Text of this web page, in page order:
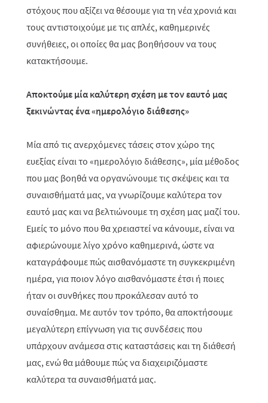
στόχους που αξίζει να θέσουμε για τη νέα χρονιά και
τους αντιστοιχούμε με τις απλές, καθημερινές
συνήθειες, οι οποίες θα μας βοηθήσουν να τους
κατακτήσουμε.
Αποκτούμε μία καλύτερη σχέση με τον εαυτό μας
ξεκινώντας ένα «ημερολόγιο διάθεσης»
Μία από τις ανερχόμενες τάσεις στον χώρο της
ευεξίας είναι το «ημερολόγιο διάθεσης», μία μέθοδος
που μας βοηθά να οργανώνουμε τις σκέψεις και τα
συναισθήματά μας, να γνωρίζουμε καλύτερα τον
εαυτό μας και να βελτιώνουμε τη σχέση μας μαζί του.
Εμείς το μόνο που θα χρειαστεί να κάνουμε, είναι να
αφιερώνουμε λίγο χρόνο καθημερινά, ώστε να
καταγράφουμε πώς αισθανόμαστε τη συγκεκριμένη
ημέρα, για ποιον λόγο αισθανόμαστε έτσι ή ποιες
ήταν οι συνθήκες που προκάλεσαν αυτό το
συναίσθημα. Με αυτόν τον τρόπο, θα αποκτήσουμε
μεγαλύτερη επίγνωση για τις συνδέσεις που
υπάρχουν ανάμεσα στις καταστάσεις και τη διάθεσή
μας, ενώ θα μάθουμε πώς να διαχειριζόμαστε
καλύτερα τα συναισθήματά μας.